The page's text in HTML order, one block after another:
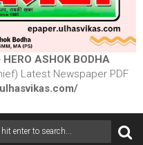
HERO ASHOK BODHA
Latest Newspaper PDF